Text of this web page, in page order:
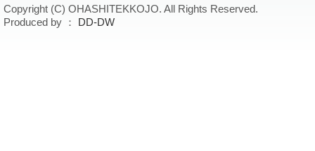
Copyright (C) OHASHITEKKOJO. All Rights Reserved.
Produced by ：
DD-DW